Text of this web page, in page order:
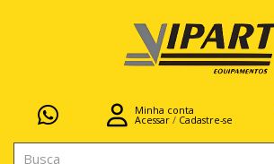
Minha conta
Acessar / Cadastre-se